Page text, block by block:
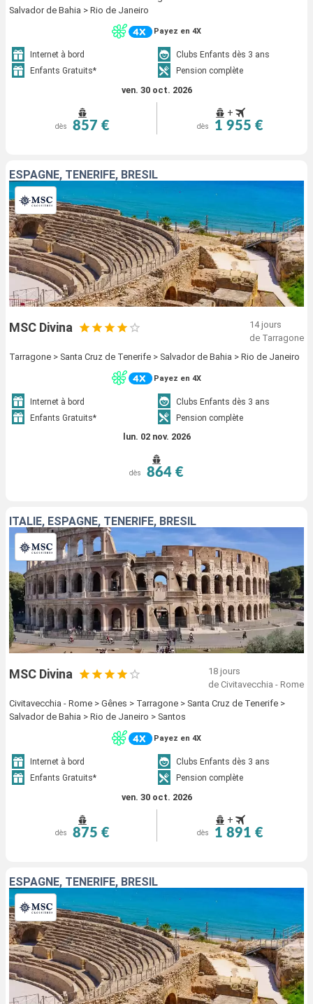
Salvador de Bahia > Rio de Janeiro
Payez en 4X
Internet à bord
Clubs Enfants dès 3 ans
Enfants Gratuits*
Pension complète
ven. 30 oct. 2026
dès 857 €
+
dès 1 955 €
ESPAGNE, TENERIFE, BRÉSIL
MSC Divina
14 jours
de Tarragone
Tarragone > Santa Cruz de Tenerife > Salvador de Bahia > Rio de Janeiro
Payez en 4X
Internet à bord
Clubs Enfants dès 3 ans
Enfants Gratuits*
Pension complète
lun. 02 nov. 2026
dès 864 €
ITALIE, ESPAGNE, TENERIFE, BRÉSIL
MSC Divina
18 jours
de Civitavecchia - Rome
Civitavecchia - Rome > Gênes > Tarragone > Santa Cruz de Tenerife >
Salvador de Bahia > Rio de Janeiro > Santos
Payez en 4X
Internet à bord
Clubs Enfants dès 3 ans
Enfants Gratuits*
Pension complète
ven. 30 oct. 2026
dès 875 €
+
dès 1 891 €
ESPAGNE, TENERIFE, BRÉSIL